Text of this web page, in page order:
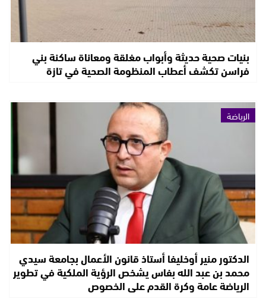
بنيات صحية حديثة وأبواب مغلقة ومعاناة ساكنة بني
فراسن تكشف أعطاب المنظومة الصحية في تازة
الرياضة
الدكتور منير أوخليفا أستاذ قانون الأعمال بجامعة سيدي
محمد بن عبد الله بفاس يشخص الرؤية الملكية في تطوير
الرياضة عامة وكرة القدم على الخصوص